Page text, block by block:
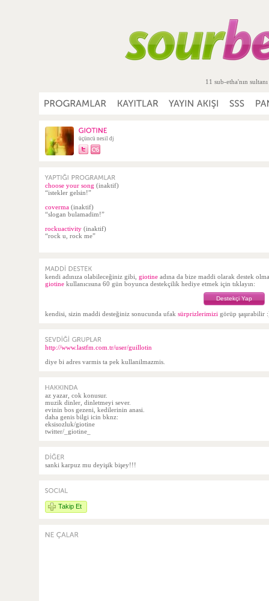
11 sub-etha'nın sultanı
üçüncü nesil dj
choose your song (inaktif)
“istekler gelsin!”
coverma (inaktif)
“slogan bulamadim!”
rockuactivity (inaktif)
“rock u, rock me”
kendi adınıza olabileceğiniz gibi, giotine adına da bize maddi olarak destek
giotine kullanıcısına 60 gün boyunca destekçilik hediye etmek için tıklayın:
Destekçi Yap
kendisi, sizin maddi desteğiniz sonucunda ufak sürprizlerimizi görüp şaşırabilir
http://www.lastfm.com.tr/user/guillotin
diye bi adres varmis ta pek kullanilmazmis.
az yazar, cok konusur.
muzik dinler, dinletmeyi sever.
evinin bos gezeni, kedilerinin anasi.
daha genis bilgi icin bknz:
eksisozluk/giotine
twitter/_giotine_
sanki karpuz mu deyişik bişey!!!
Takip Et